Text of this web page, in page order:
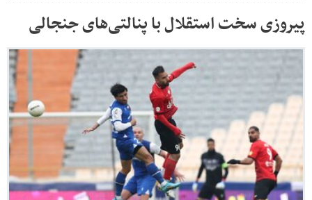
پیروزی سخت استقلال با پنالتی‌های جنجالی